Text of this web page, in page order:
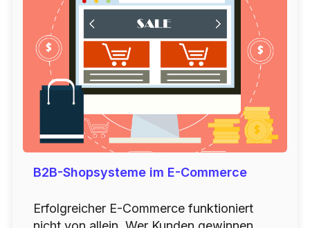
B2B-Shopsysteme im E-Commerce
Erfolgreicher E-Commerce funktioniert